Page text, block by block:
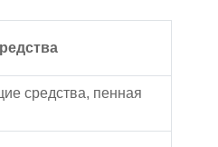
средства, пенная